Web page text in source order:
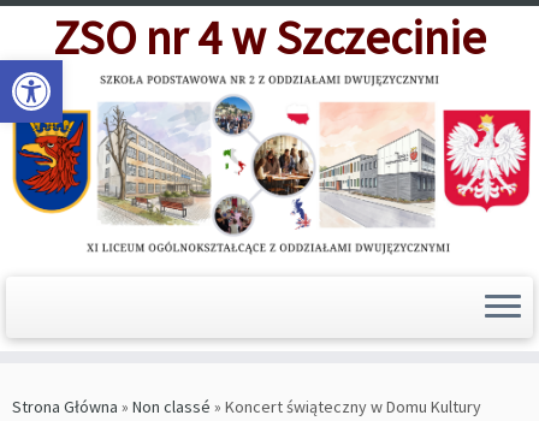
Open toolbar
Skip
contentZSO nr 4 w Szczecinie
Strona Główna » Non classé » Koncert świąteczny w Domu Kultury